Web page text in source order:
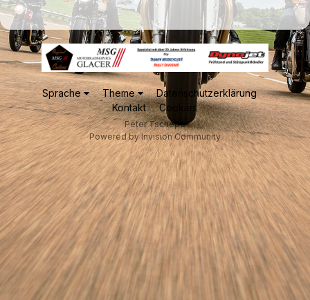
Sprache Theme
Datenschutzerklärung
Kontakt
Cookies
Peter Tschepe
Powered by Invision Community